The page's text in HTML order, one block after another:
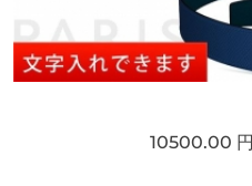
10500.00 円